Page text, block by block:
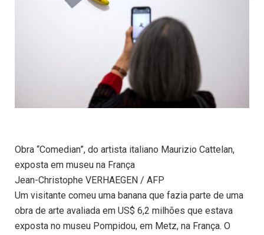
Obra “Comedian”, do artista italiano Maurizio Cattelan,
exposta em museu na França
Jean-Christophe VERHAEGEN / AFP
Um visitante comeu uma banana que fazia parte de uma
obra de arte avaliada em US$ 6,2 milhões que estava
exposta no museu Pompidou, em Metz, na França. O